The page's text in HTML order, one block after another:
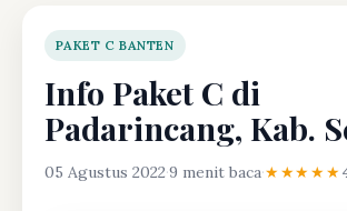
PAKET C BANTEN
Info Paket C di
Padarincang, Kab.
05 Agustus 2022·9 menit baca·★★★★★